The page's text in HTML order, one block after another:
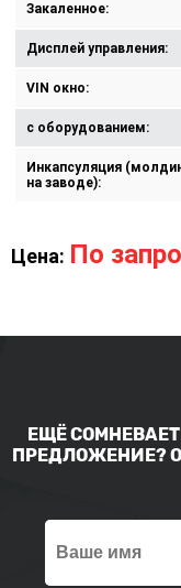
Закаленное:
Дисплей управления:
VIN окно:
с оборудованием:
Инкапсуляция
на заводе):
Цена: По
ЕЩЁ
ПРЕДЛОЖЕНИЕ?